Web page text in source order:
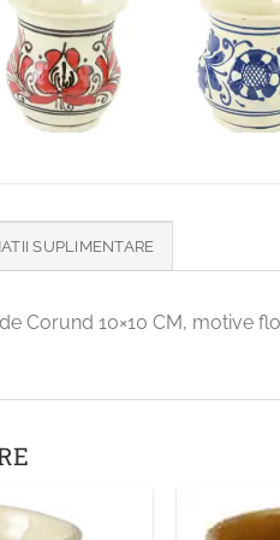
SUPLIMENTARE
Corund 10×10 CM, motive